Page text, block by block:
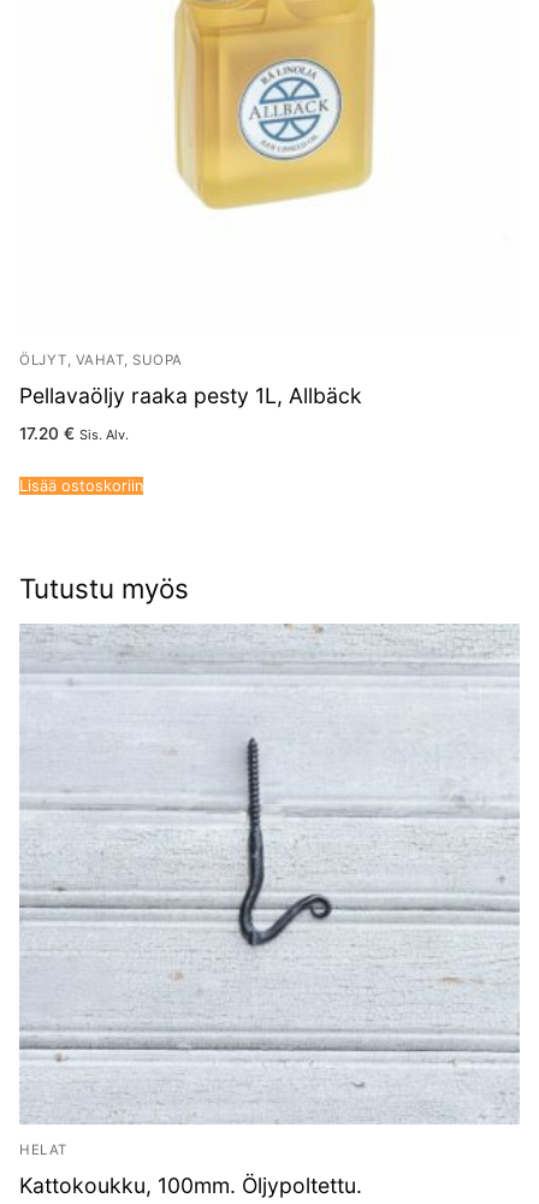
ÖLJYT, VAHAT, SUOPA
Pellavaöljy raaka pesty 1L, Allbäck
17.20 € Sis. Alv.
Lisää ostoskoriin
Tutustu myös
HELAT
Kattokoukku, 100mm. Öljypoltettu.